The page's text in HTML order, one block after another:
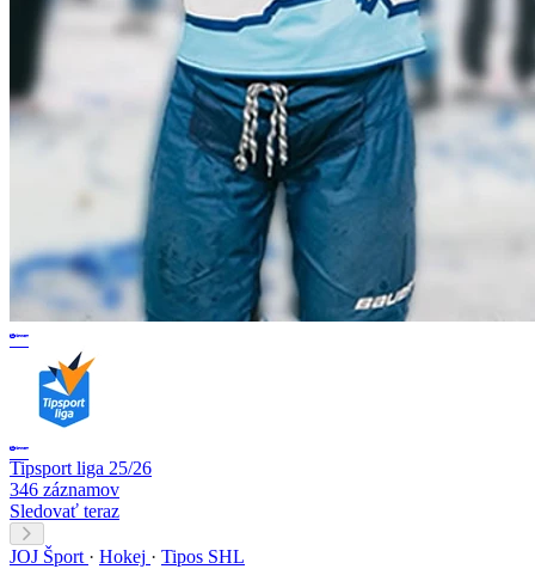
Tipsport liga 25/26
346 záznamov
Sledovať teraz
JOJ Šport · Hokej · Tipos SHL